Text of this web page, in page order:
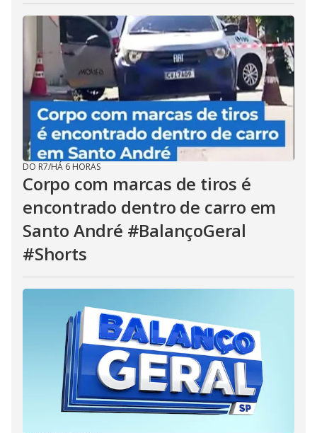
DO R7/HÁ 6 HORAS
Corpo com marcas de tiros é
encontrado dentro de carro em
Santo André #BalançoGeral
#Shorts